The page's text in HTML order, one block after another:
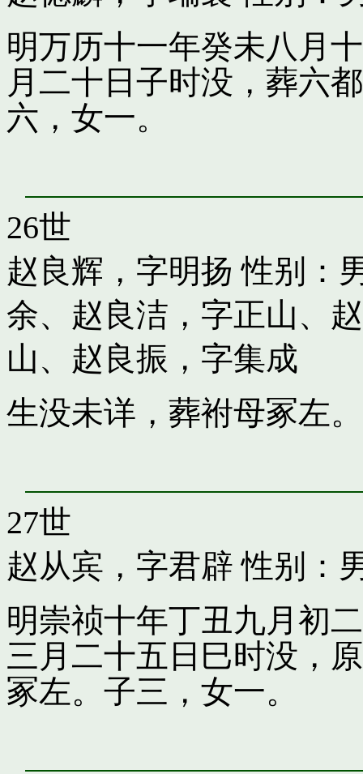
明万历十一年癸未八月
月二十日子时没，葬六
六，女一。
26世
赵良辉，字明扬 性别：
余、 赵良洁，字正山、
山、 赵良振，字集成
生没未详，葬袝母冢左
27世
赵从宾，字君辟 性别：
明崇祯十年丁丑九月初
三月二十五日巳时没，
冢左。子三，女一。